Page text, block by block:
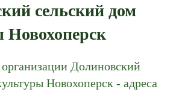
сельский дом
Новохоперск
Долиновский
Новохоперск - адреса